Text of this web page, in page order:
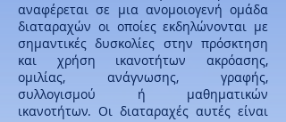
αναφέρεται σε μια ανομοιογενή ομάδα
διαταραχών οι οποίες εκδηλώνονται με
σημαντικές δυσκολίες στην πρόσκτηση
και χρήση ικανοτήτων ακρόασης,
ομιλίας, ανάγνωσης, γραφής,
συλλογισμού ή μαθηματικών
ικανοτήτων. Οι διαταραχές αυτές είναι